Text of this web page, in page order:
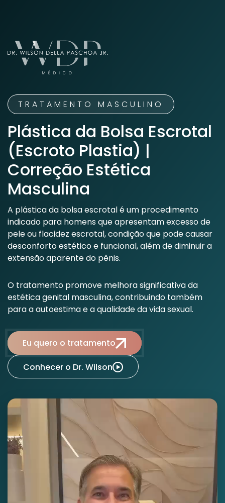
TRATAMENTO MASCULINO
Plástica da Bolsa Escrotal
(Escroto Plastia) |
Correção Estética
Masculina
A plástica da bolsa escrotal é um procedimento
indicado para homens que apresentam excesso de
pele ou flacidez escrotal, condição que pode causar
desconforto estético e funcional, além de diminuir a
extensão aparente do pênis.
O tratamento promove melhora significativa da
estética genital masculina, contribuindo também
para a autoestima e a qualidade da vida sexual.
Eu quero o tratamento
Conhecer o Dr. Wilson